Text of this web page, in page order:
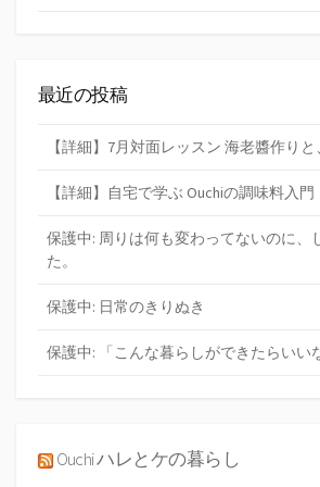
最近の投稿
【詳細】7月対面レッスン 海老醬作りと
【詳細】自宅で学ぶ Ouchiの調味料入門
保護中: 周りは何も変わってないのに、
た。
保護中: 日常のきりぬき
保護中: 「こんな暮らしができたらいい
Ouchi ハレとケの暮らし